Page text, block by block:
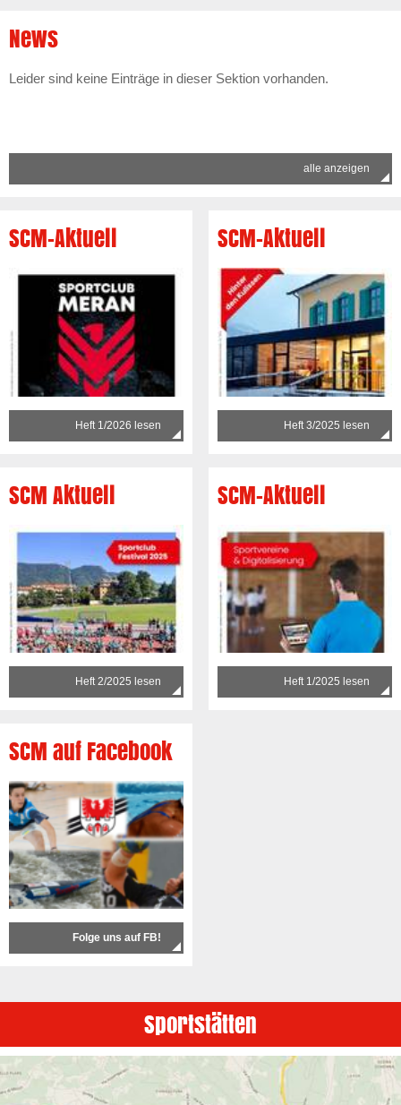
News
Leider sind keine Einträge in dieser Sektion vorhanden.
alle anzeigen
SCM-Aktuell
Heft 1/2026 lesen
SCM-Aktuell
Heft 3/2025 lesen
SCM Aktuell
Heft 2/2025 lesen
SCM-Aktuell
Heft 1/2025 lesen
SCM auf Facebook
Folge uns auf FB!
Sportstätten